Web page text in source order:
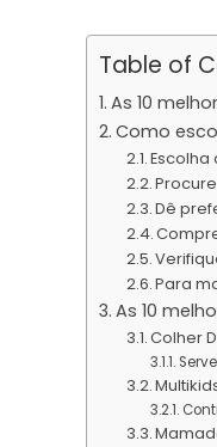
Table of
As 10
Como
Dê
Para
As 10
Colher